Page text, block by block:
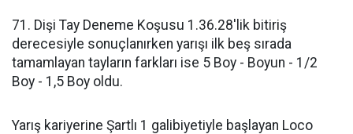
71. Dişi Tay Deneme Koşusu 1.36.28'lik bitiriş
derecesiyle sonuçlanırken yarışı ilk beş sırada
tamamlayan tayların farkları ise 5 Boy - Boyun - 1/2
Boy - 1,5 Boy oldu.
Yarış kariyerine Şartlı 1 galibiyetiyle başlayan Loco